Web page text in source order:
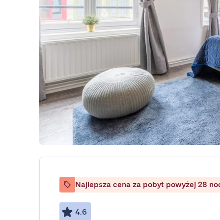
Najlepsza cena za pobyt powyżej 28
4.6